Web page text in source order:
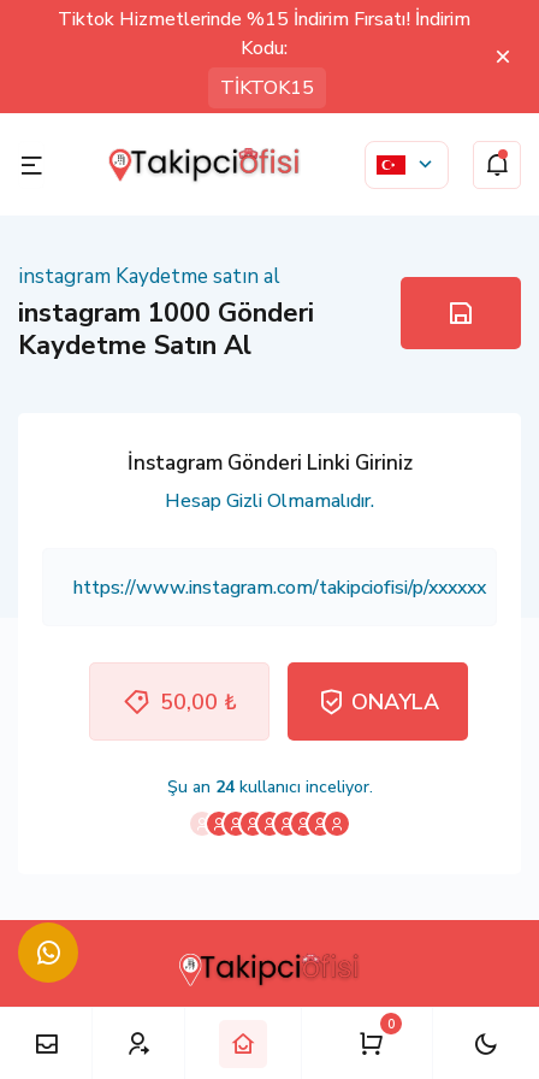
Tiktok Hizmetlerinde %15 İndirim Fırsatı! İndirim
Kodu:
TİKTOK15
0
instagram Kaydetme satın al
instagram 1000 Gönderi
Kaydetme Satın Al
İnstagram Gönderi Linki Giriniz
Hesap Gizli Olmamalıdır.
50,00 ₺ ONAYLA
Şu an 24kullanıcı inceliyor.